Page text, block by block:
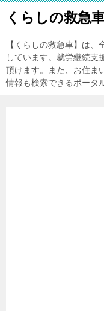
くらしの救急
【くらしの救急車】は
しています。就労継続支
頂けます。また、お住ま
情報も検索できるポータ